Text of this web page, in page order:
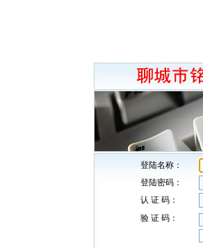
登陆名称：
登陆密码：
认 证 码：
验 证 码：